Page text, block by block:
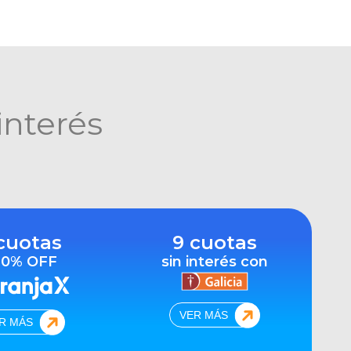
OFF
MÁS
9 cuotas
sin interés con
VER MÁS